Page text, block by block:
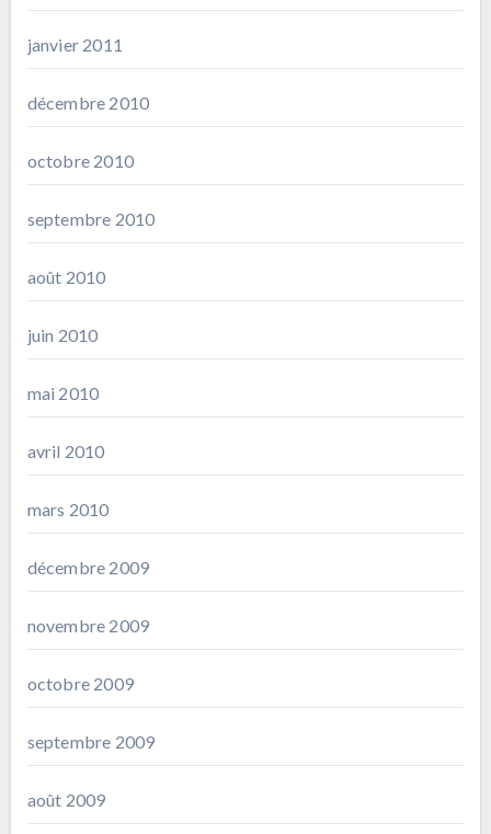
janvier 2011
décembre 2010
octobre 2010
septembre 2010
août 2010
juin 2010
mai 2010
avril 2010
mars 2010
décembre 2009
novembre 2009
octobre 2009
septembre 2009
août 2009